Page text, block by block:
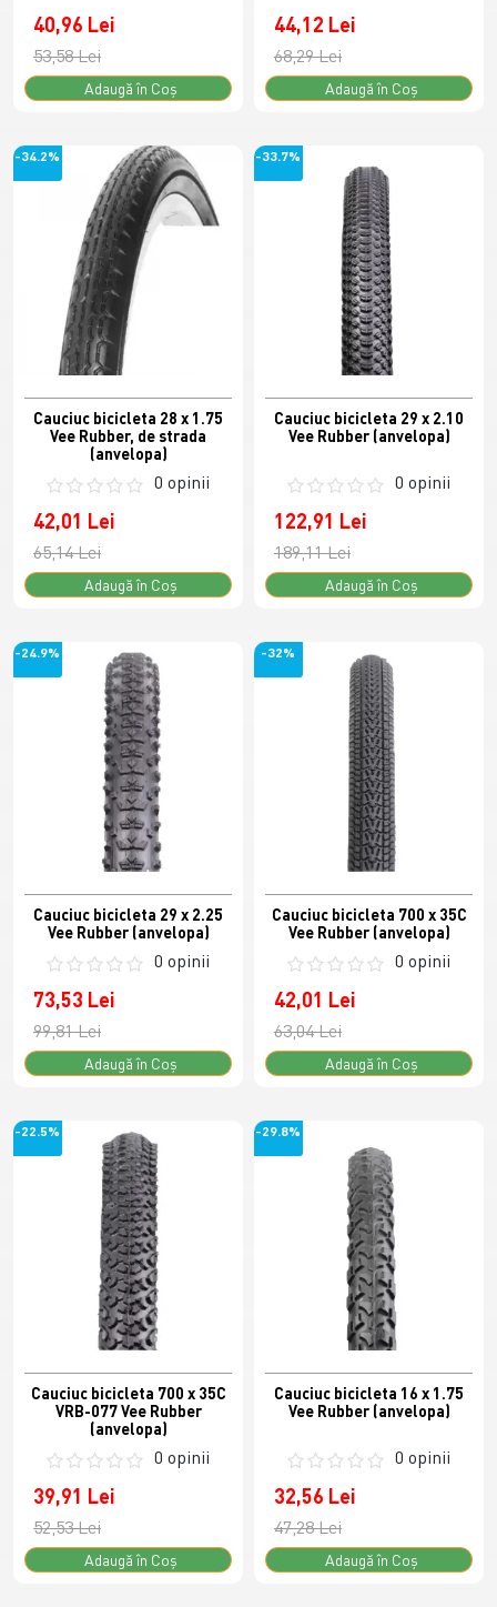
40,96 Lei
53,58 Lei
Adaugă în Coş
44,12 Lei
68,29 Lei
Adaugă în Coş
-34.2%
Cauciuc bicicleta 28 x 1.75
Vee Rubber, de strada
(anvelopa)
0 opinii
42,01 Lei
65,14 Lei
Adaugă în Coş
-33.7%
Cauciuc bicicleta 29 x 2.10
Vee Rubber (anvelopa)
0 opinii
122,91 Lei
189,11 Lei
Adaugă în Coş
-24.9%
Cauciuc bicicleta 29 x 2.25
Vee Rubber (anvelopa)
0 opinii
73,53 Lei
99,81 Lei
Adaugă în Coş
-32%
Cauciuc bicicleta 700 x 35C
Vee Rubber (anvelopa)
0 opinii
42,01 Lei
63,04 Lei
Adaugă în Coş
-22.5%
Cauciuc bicicleta 700 x 35C
VRB-077 Vee Rubber
(anvelopa)
0 opinii
39,91 Lei
52,53 Lei
Adaugă în Coş
-29.8%
Cauciuc bicicleta 16 x 1.75
Vee Rubber (anvelopa)
0 opinii
32,56 Lei
47,28 Lei
Adaugă în Coş